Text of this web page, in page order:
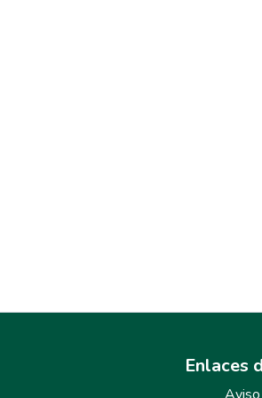
Enlaces